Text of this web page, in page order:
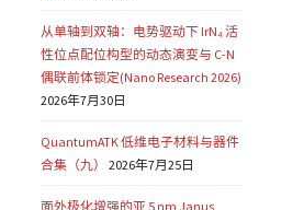
从单轴到双轴：电势驱动下 IrN₄ 活
性位点配位构型的动态演变与 C-N
偶联前体锁定(Nano Research 2026)
2026年7月30日
QuantumATK 低维电子材料与器件
合集（九）
2026年7月25日
面外极化增强的亚 5 nm Janus